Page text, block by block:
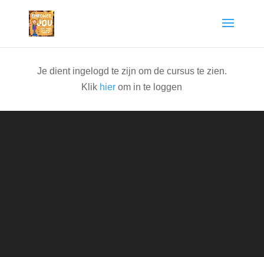
Je dient ingelogd te zijn om de cursus te zien.
Klik hier om in te loggen